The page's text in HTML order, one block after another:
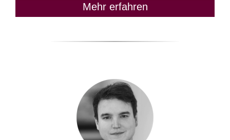
Mehr erfahren